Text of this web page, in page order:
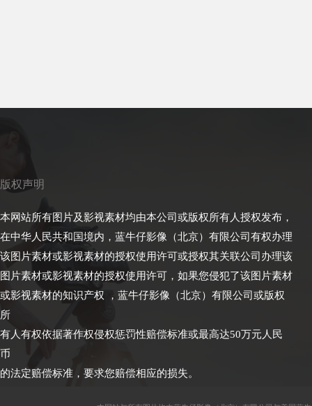
版权声明
本网站所有图片及影视素材均由本公司或版权所有人授权发布，
在中华人民共和国境内，蓝牛仔影像（北京）有限公司有权办理
该图片素材或影视素材的授权使用许可或授权其关联公司办理该
图片素材或影视素材的授权使用许可，如果您侵犯了该图片素材
或影视素材的知识产权 ，蓝牛仔影像（北京）有限公司或版权
所
有人有权依据著作权侵权惩罚性赔偿标准或最高达50万元人民
币
的法定赔偿标准，要求您赔偿相应的损失。